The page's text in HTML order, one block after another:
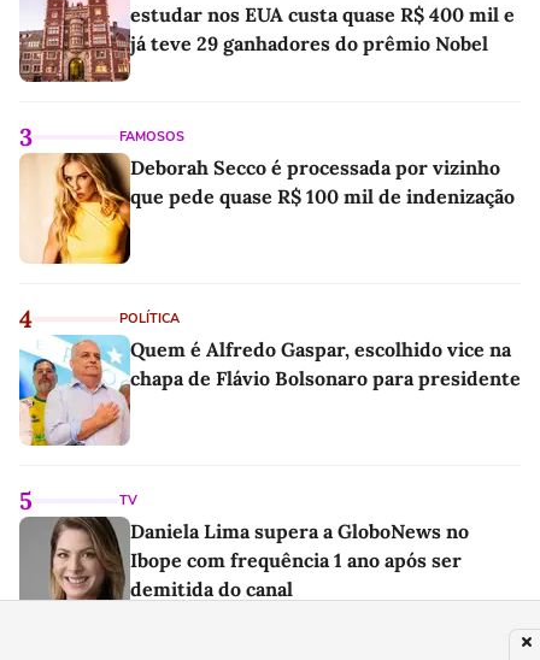
estudar nos EUA custa quase R$ 400 mil e
já teve 29 ganhadores do prêmio Nobel
3 FAMOSOS
Deborah Secco é processada por vizinho
que pede quase R$ 100 mil de indenização
4 POLÍTICA
Quem é Alfredo Gaspar, escolhido vice na
chapa de Flávio Bolsonaro para presidente
5 TV
Daniela Lima supera a GloboNews no
Ibope com frequência 1 ano após ser
demitida do canal